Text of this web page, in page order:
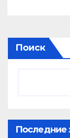
Поиск
Последние